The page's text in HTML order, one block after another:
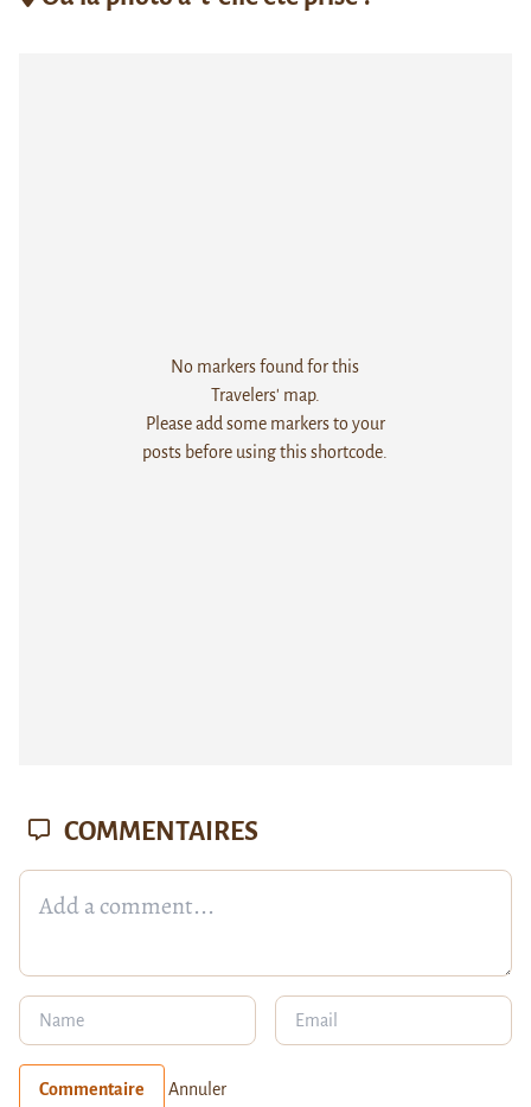
No markers found for this
Travelers' map.
Please add some markers to your
posts before using this shortcode.
COMMENTAIRES
Commentaire Annuler